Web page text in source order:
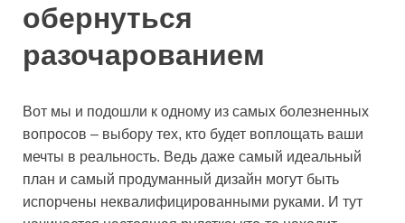
обернуться
разочарованием
Вот мы и подошли к одному из самых болезненных
вопросов – выбору тех, кто будет воплощать ваши
мечты в реальность. Ведь даже самый идеальный
план и самый продуманный дизайн могут быть
испорчены неквалифицированными руками. И тут